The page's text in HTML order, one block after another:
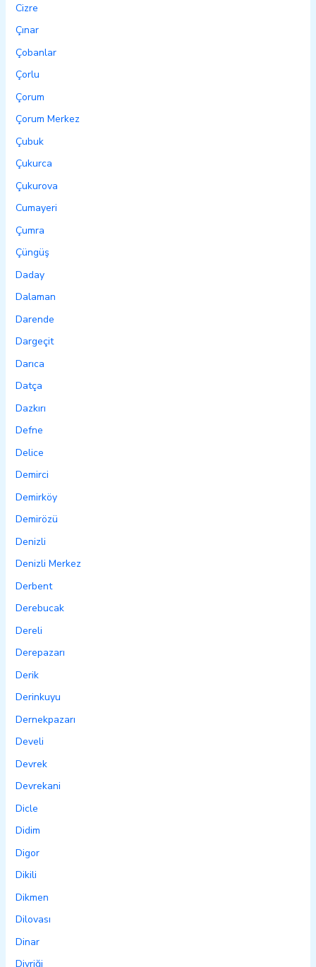
Cizre
Çınar
Çobanlar
Çorlu
Çorum
Çorum Merkez
Çubuk
Çukurca
Çukurova
Cumayeri
Çumra
Çüngüş
Daday
Dalaman
Darende
Dargeçit
Darıca
Datça
Dazkırı
Defne
Delice
Demirci
Demirköy
Demirözü
Denizli
Denizli Merkez
Derbent
Derebucak
Dereli
Derepazarı
Derik
Derinkuyu
Dernekpazarı
Develi
Devrek
Devrekani
Dicle
Didim
Digor
Dikili
Dikmen
Dilovası
Dinar
Divriği